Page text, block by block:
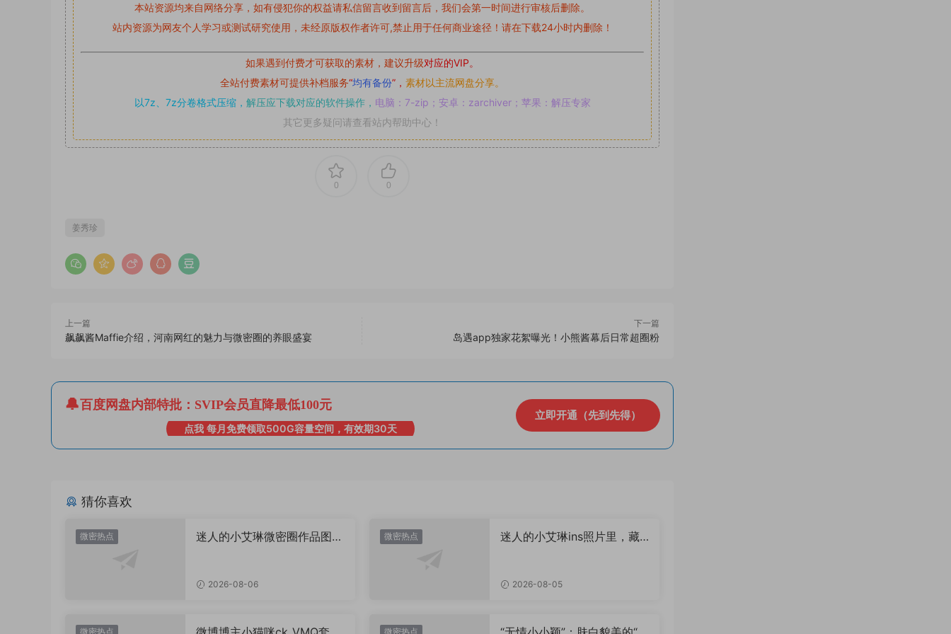
本站资源均来自网络分享，如有侵犯你的权益请私信留言收到留言后，我们会第一时间进行审核后删除。
站内资源为网友个人学习或测试研究使用，未经原版权作者许可,禁止用于任何商业途径！请在下载24小时内删除！
如果遇到付费才可获取的素材，建议升级对应的VIP。
全站付费素材可提供补档服务“均有备份”， 素材以主流网盘分享。
以7z、7z分卷格式压缩， 解压应下载对应的软件操作， 电脑：7-zip；安卓：zarchiver；苹果：解压专家
其它更多疑问请查看站内帮助中心！
0 0
姜秀珍
上一篇
飙飙酱Maffie介绍，河南网红的魅力与微密圈的养眼盛宴
下一篇
岛遇app独家花絮曝光！小熊酱幕后日常超圈粉
百度网盘内部特批：SVIP会员直降最低100元
点我 每月免费领取500G容量空间，有效期30天
立即开通（先到先得）
猜你喜欢
微密热点
迷人的小艾琳微密圈作品图
2026-08-06
微密热点
迷人的小艾琳ins照片里，藏
2026-08-05
微密热点 微密热点